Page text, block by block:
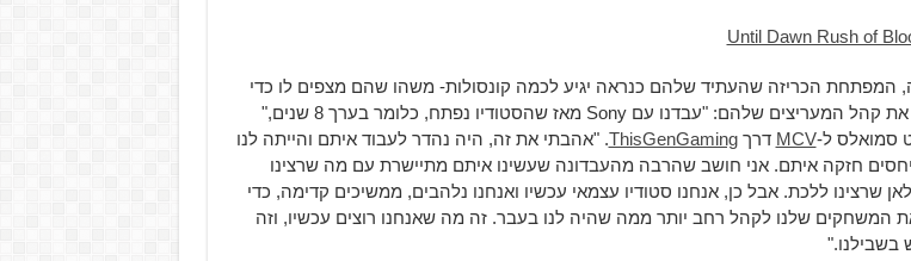
המפתחת הכריזה שהעתיד שלהם כנראה יגיע לכמה קונסולות- משהו שהם מצפים לו כדי
להרחיב את קהל המעריצים שלהם: "עבדנו עם Sony מאז שהסטודיו נפתח, כלומר בערך 8 שנים,"
סמואלס ל-MCV דרךThisGenGaming. "אהבתי את זה, היה נהדר לעבוד איתם והייתה לנו
חזקה איתם. אני חושב שהרבה מהעבדונה שעשינו איתם מתיישרת עם מה שרצינו
שרצינו ללכת. אבל כן, אנחנו סטודיו עצמאי עכשיו ואנחנו נלהבים, ממשיכים קדימה, כדי
המשחקים שלנו לקהל רחב יותר ממה שהיה לנו בעבר. זה מה שאנחנו רוצים עכשיו, וזה
בשבילנו."